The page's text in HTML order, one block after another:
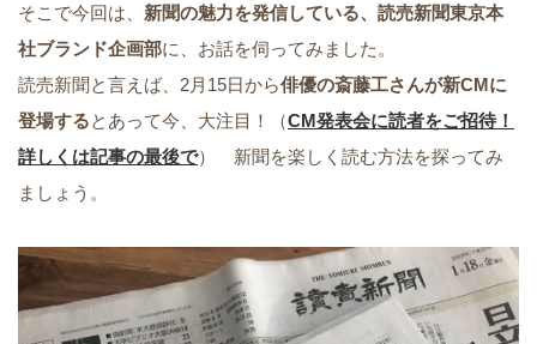
そこで今回は、 新聞の魅力を発信している、読売新聞東京本
社ブランド企画部に、お話を伺ってみました。
読売新聞と言えば、2月15日から俳優の斎藤工さんが新CMに
登場するとあって今、大注目！（CM発表会に読者をご招待！
詳しくは記事の最後で） 新聞を楽しく読む方法を探ってみ
ましょう。